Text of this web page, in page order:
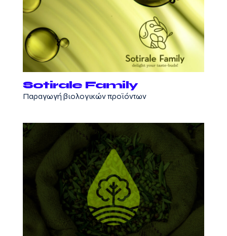
Sotirale Family
Παραγωγή βιολογικών προϊόντων